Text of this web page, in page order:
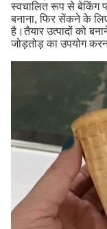
स्वचालित रूप से बेकिंग
बनाना, फिर सेंकने के
है।तैयार उत्पादों को
जोड़तोड़ का उपयोग